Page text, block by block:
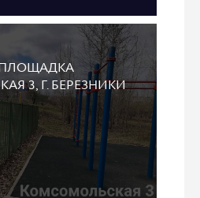
3, Г. БЕРЕЗНИКИ